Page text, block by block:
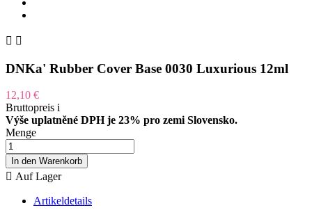
 
DNKa' Rubber Cover Base 0030 Luxurious 12ml
12,10 €
Bruttopreis i
Výše uplatněné DPH je 23% pro zemi Slovensko.
Menge
In den Warenkorb
 Auf Lager
Artikeldetails